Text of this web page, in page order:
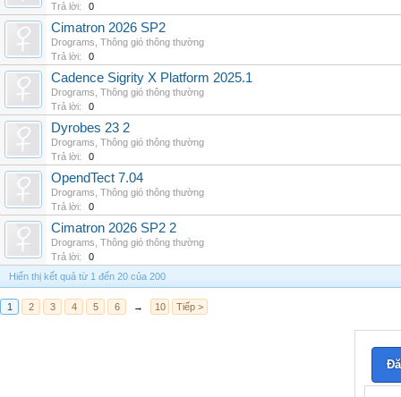
Trả lời:
0
Cimatron 2026 SP2
Drograms Thông gió thông thường
Trả lời:
0
Cadence Sigrity X Platform 2025.1
Drograms Thông gió thông thường
Trả lời:
0
Dyrobes 23 2
Drograms Thông gió thông thường
Trả lời:
0
OpendTect 7.04
Drograms Thông gió thông thường
Trả lời:
0
Cimatron 2026 SP2 2
Drograms Thông gió thông thường
Trả lời:
0
Hiển thị kết quả từ 1 đến 20 của 200
1 2 3 4 5 6 → 10 Tiếp >